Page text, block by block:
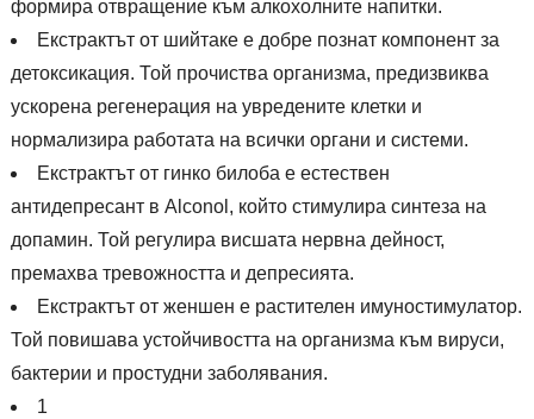
формира отвращение към алкохолните напитки.
Екстрактът от шийтаке е добре познат компонент за
детоксикация. Той прочиства организма, предизвиква
ускорена регенерация на увредените клетки и
нормализира работата на всички органи и системи.
Екстрактът от гинко билоба е естествен
антидепресант в Alconol, който стимулира синтеза на
допамин. Той регулира висшата нервна дейност,
премахва тревожността и депресията.
Екстрактът от женшен е растителен имуностимулатор.
Той повишава устойчивостта на организма към вируси,
бактерии и простудни заболявания.
1